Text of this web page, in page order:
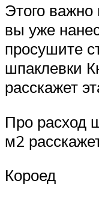
Этого важно
вы уже
просушите
шпаклевки
расскажет
Про расход
м2
Короед